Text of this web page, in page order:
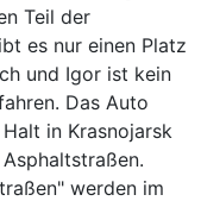
Teil der
es nur einen Platz
und Igor ist kein
Das Auto
in Krasnojarsk
werden im